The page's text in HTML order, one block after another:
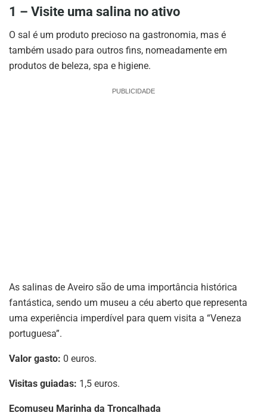
1 – Visite uma salina no ativo
O sal é um produto precioso na gastronomia, mas é
também usado para outros fins, nomeadamente em
produtos de beleza, spa e higiene.
PUBLICIDADE
As salinas de Aveiro são de uma importância histórica
fantástica, sendo um museu a céu aberto que representa
uma experiência imperdível para quem visita a “Veneza
portuguesa”.
Valor gasto: 0 euros.
Visitas guiadas: 1,5 euros.
Ecomuseu Marinha da Troncalhada